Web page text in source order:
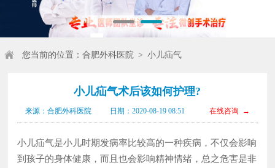
您当前的位置： 合肥外科医院> 小儿疝气
小儿疝气术后该如何护理?
来源：合肥外科医院 日期：2020-08-19 08:51 在线咨询 →
小儿疝气是小儿时期发病率比较高的一种疾病，不仅会影响
到孩子的身体健康，而且也会影响精神情绪，总之危害是非